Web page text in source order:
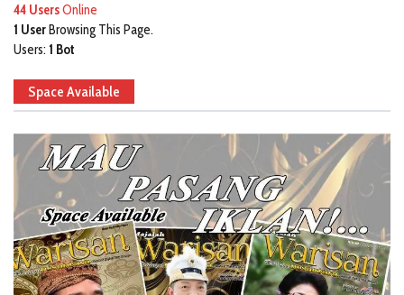
44 UsersOnline
1 UserBrowsing This Page.
Users: 1 Bot
Space Available